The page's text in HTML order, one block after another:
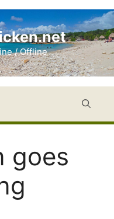
/ Offline
goes